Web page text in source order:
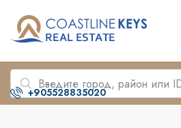
+905528835020